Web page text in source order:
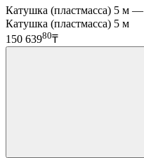
Катушка (пластмасса) 5 м —
Катушка (пластмасса) 5 м
150 63980₸